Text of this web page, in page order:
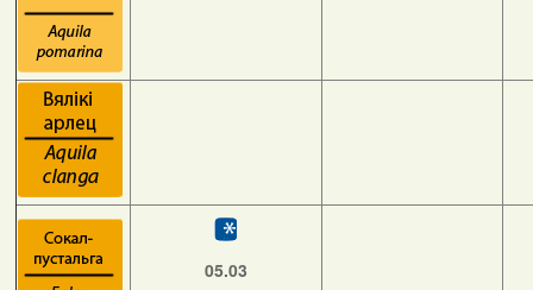
05.03